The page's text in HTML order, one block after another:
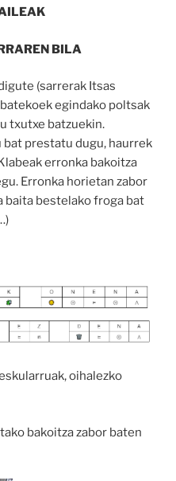
BILA
(sarrerak Itsas
egindako poltsak
txutxe batzuekin.
prestatu dugu, haurrek
erronka bakoitza
Erronka horietan zabor
baita bestelako froga bat
oihalezko
bakoitza zabor baten